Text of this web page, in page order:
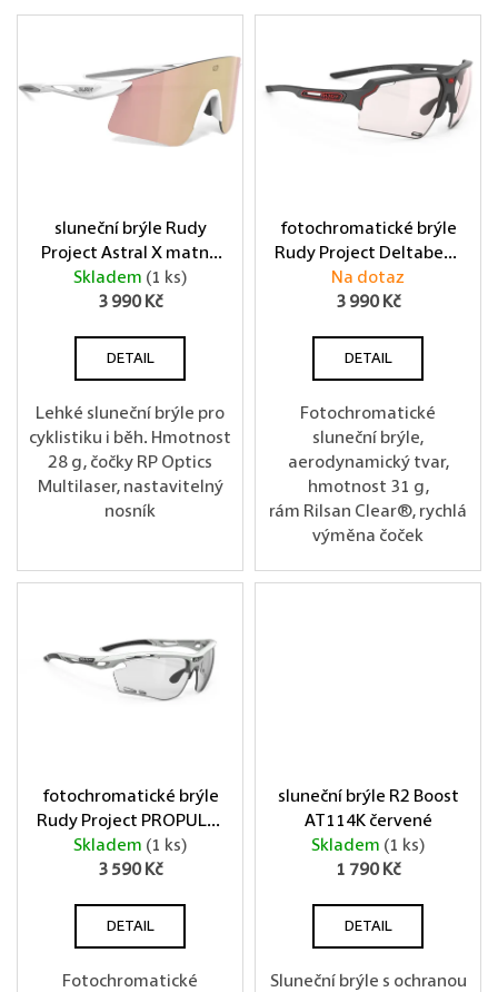
Výpis produktů
sluneční brýle Rudy
Project Astral X matně
bílé
Skladem (1 ks)
3 990 Kč
DETAIL
Lehké sluneční brýle pro
cyklistiku i běh. Hmotnost
28 g, čočky RP Optics
Multilaser, nastavitelný
nosník
fotochromatické brýle
Rudy Project Deltabeat
ImpactX temně šedé
Na dotaz
3 990 Kč
DETAIL
Fotochromatické
sluneční brýle,
aerodynamický tvar,
hmotnost 31 g,
rám Rilsan Clear®, rychlá
výměna čoček
fotochromatické brýle
Rudy Project PROPULSE
ImpX šedé
Skladem (1 ks)
3 590 Kč
DETAIL
Fotochromatické
sluneční brýle R2 Boost
AT114K červené
Skladem (1 ks)
1 790 Kč
DETAIL
Sluneční brýle s ochranou